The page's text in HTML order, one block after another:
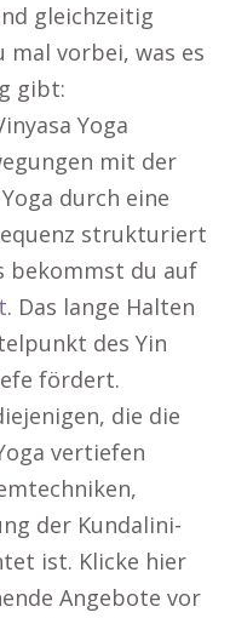
gleichzeitig
mal vorbei, was es
gibt:
Yoga
mit der
durch eine
strukturiert
bekommst du auf
. Das lange Halten
des Yin
fördert.
die die
vertiefen
der Kundalini-
ist. Klicke hier
Angebote vor